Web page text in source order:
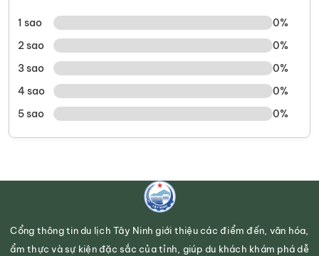
1 sao
0%
2 sao
0%
3 sao
0%
4 sao
0%
5 sao
0%
Cổng thông tin du lịch Tây Ninh giới thiệu các điểm đến, văn hóa,
ẩm thực và sự kiện đặc sắc của tỉnh, giúp du khách khám phá dễ